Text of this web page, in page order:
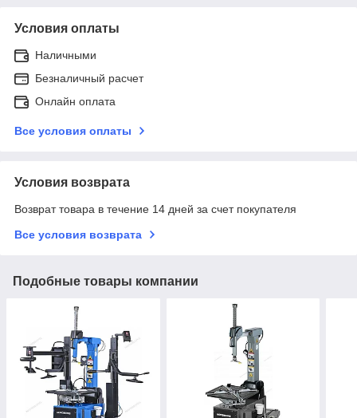
Условия оплаты
Наличными
Безналичный расчет
Онлайн оплата
Все условия оплаты
Условия возврата
Возврат товара в течение 14 дней за счет покупателя
Все условия возврата
Подобные товары компании